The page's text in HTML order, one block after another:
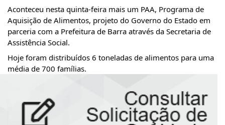
Aconteceu nesta quinta-feira mais um PAA, Programa de
Aquisição de Alimentos, projeto do Governo do Estado em
parceria com a Prefeitura de Barra através da Secretaria de
Assistência Social.
Hoje foram distribuídos 6 toneladas de alimentos para uma
média de 700 famílias.